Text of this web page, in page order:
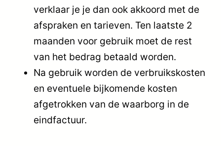
verklaar je je dan ook akkoord met de
afspraken en tarieven. Ten laatste 2
maanden voor gebruik moet de rest
van het bedrag betaald worden.
Na gebruik worden de verbruikskosten
en eventuele bijkomende kosten
afgetrokken van de waarborg in de
eindfactuur.